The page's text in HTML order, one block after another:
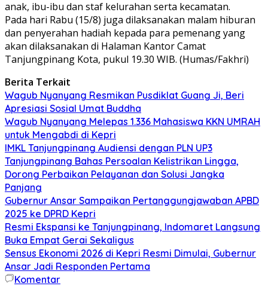
anak, ibu-ibu dan staf kelurahan serta kecamatan.
Pada hari Rabu (15/8) juga dilaksanakan malam hiburan
dan penyerahan hadiah kepada para pemenang yang
akan dilaksanakan di Halaman Kantor Camat
Tanjungpinang Kota, pukul 19.30 WIB. (Humas/Fakhri)
Berita Terkait
Wagub Nyanyang Resmikan Pusdiklat Guang Ji, Beri
Apresiasi Sosial Umat Buddha
Wagub Nyanyang Melepas 1.336 Mahasiswa KKN UMRAH
untuk Mengabdi di Kepri
IMKL Tanjungpinang Audiensi dengan PLN UP3
Tanjungpinang Bahas Persoalan Kelistrikan Lingga,
Dorong Perbaikan Pelayanan dan Solusi Jangka
Panjang
Gubernur Ansar Sampaikan Pertanggungjawaban APBD
2025 ke DPRD Kepri
Resmi Ekspansi ke Tanjungpinang, Indomaret Langsung
Buka Empat Gerai Sekaligus
Sensus Ekonomi 2026 di Kepri Resmi Dimulai, Gubernur
Ansar Jadi Responden Pertama
Komentar